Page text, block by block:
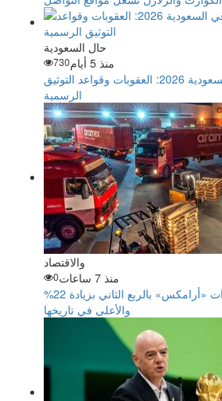
حال السعودية
منذ 5 أيام
730
ضوابط زواج المسيار في السعودية 2026: العقوبات وقواعد التوثيق
الرسمية
والاقتصاد
منذ 7 ساعات
0
‏1.83 مليار درهم إيرادات «أرامكس» بالربع الثاني بزيادة 22%
والأعلى في تاريخها